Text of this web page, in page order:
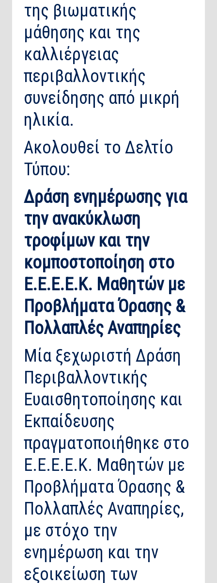
της βιωματικής
μάθησης και της
καλλιέργειας
περιβαλλοντικής
συνείδησης από μικρή
ηλικία.
Ακολουθεί το Δελτίο
Τύπου:
Δράση ενημέρωσης για
την ανακύκλωση
τροφίμων και την
κομποστοποίηση στο
Ε.Ε.Ε.Ε.Κ. Μαθητών με
Προβλήματα Όρασης &
Πολλαπλές Αναπηρίες
Μία ξεχωριστή Δράση
Περιβαλλοντικής
Ευαισθητοποίησης και
Εκπαίδευσης
πραγματοποιήθηκε στο
Ε.Ε.Ε.Ε.Κ. Μαθητών με
Προβλήματα Όρασης &
Πολλαπλές Αναπηρίες,
με στόχο την
ενημέρωση και την
εξοικείωση των